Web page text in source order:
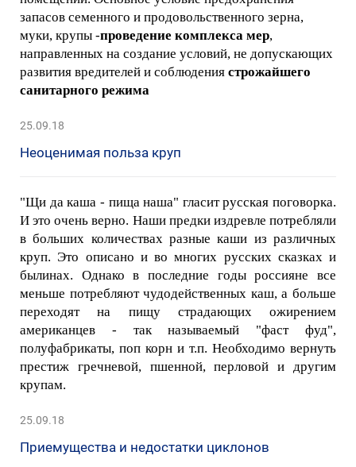
запасов семенного и продовольственного зерна,
муки, крупы -проведение комплекса мер,
направленных на создание условий, не допускающих
развития вредителей и соблюдения строжайшего
санитарного режима
25.09.18
Неоценимая польза круп
"Щи да каша - пища наша" гласит русская поговорка.
И это очень верно. Наши предки издревле потребляли
в больших количествах разные каши из различных
круп. Это описано и во многих русских сказках и
былинах. Однако в последние годы россияне все
меньше потребляют чудодейственных каш, а больше
переходят на пищу страдающих ожирением
американцев - так называемый "фаст фуд",
полуфабрикаты, поп корн и т.п. Необходимо вернуть
престиж гречневой, пшенной, перловой и другим
крупам.
25.09.18
Приемущества и недостатки циклонов